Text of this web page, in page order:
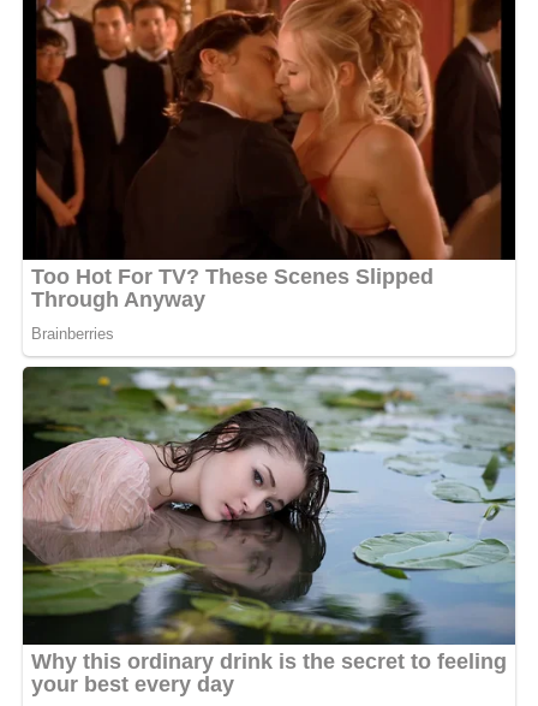
Pour cette journée de célébration nationale, Zita Oligui
Nguema avait peaufiné son apparence avec la rigueur
qu’on lui connaît. Elle portait une robe pagne
minimaliste à la coupe nette, rehaussée de broderies
latérales et de finitions élégantes. La palette
chromatique, lumineuse et équilibrée, apportait éclat et
sophistication. Pour parfaire l’ensemble, elle avait choisi
une paire de lunettes de soleil graphiques, des tresses
soignées et de délicates boucles d’oreilles.